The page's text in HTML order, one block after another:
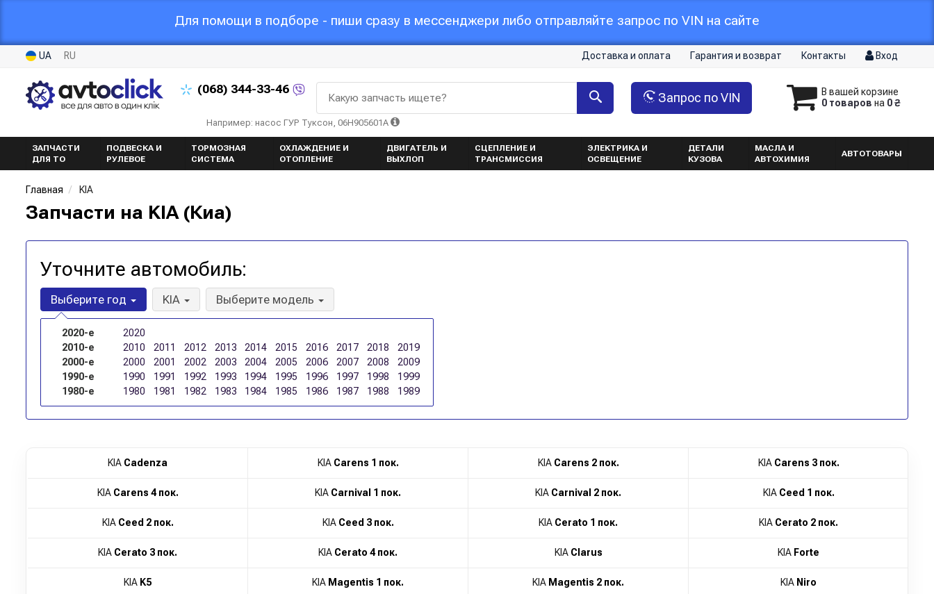
Для помощи в подборе - пиши сразу в мессенджери либо отправляйте запрос по VIN на сайте
UA RU Доставка и оплата Гарантия и возврат Контакты Вход
(068) 344-33-46
В вашей корзине
0 товаров на 0 ₴
Запрос по VIN
Какую запчасть ищете?
Например: насос ГУР Туксон, 06H905601A
ЗАПЧАСТИ
ДЛЯ ТО
ПОДВЕСКА И
РУЛЕВОЕ
ТОРМОЗНАЯ
СИСТЕМА
ОХЛАЖДЕНИЕ И
ОТОПЛЕНИЕ
ДВИГАТЕЛЬ И
ВЫХЛОП
СЦЕПЛЕНИЕ И
ТРАНСМИССИЯ
ЭЛЕКТРИКА И
ОСВЕЩЕНИЕ
ДЕТАЛИ
КУЗОВА
МАСЛА И
АВТОХИМИЯ
АВТОТОВАРЫ
Главная KIA
Запчасти на KIA (Киа)
Уточните автомобиль:
Выберите год
2020-е
2020
2010-е
2010 2011 2012 2013 2014 2015 2016 2017 2018
2019
2000-е
2000 2001 2002 2003 2004 2005 2006 2007 2008
2009
1990-е
1990 1991 1992 1993 1994 1995 1996 1997 1998
1999
1980-е
1980 1981 1982 1983 1984 1985 1986 1987 1988 1989
KIA Выберите модель
KIA Cadenza KIA Carens 1 пок. KIA Carens 2 пок. KIA Carens 3 пок.
KIA Carens 4 пок. KIA Carnival 1 пок. KIA Carnival 2 пок. KIA Ceed 1 пок.
KIA Ceed 2 пок. KIA Ceed 3 пок. KIA Cerato 1 пок. KIA Cerato 2 пок.
KIA Cerato 3 пок. KIA Cerato 4 пок. KIA Clarus KIA Forte
KIA K5 KIA Magentis 1 пок. KIA Magentis 2 пок. KIA Niro